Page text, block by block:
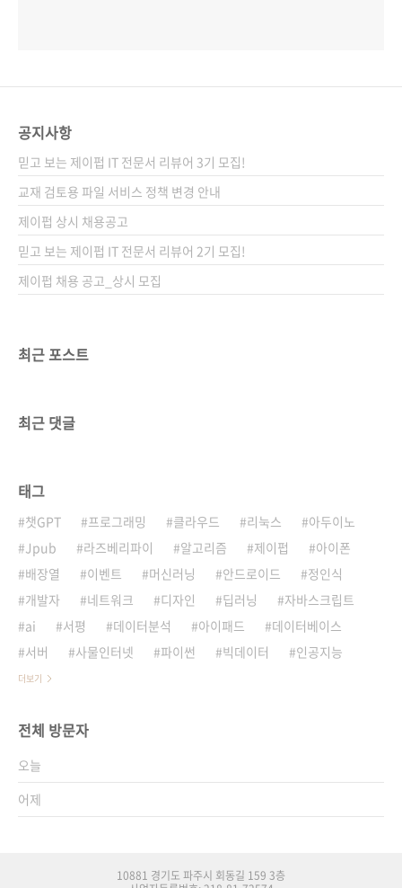
공지사항
믿고 보는 제이펍 IT 전문서 리뷰어 3기 모집!
교재 검토용 파일 서비스 정책 변경 안내
제이펍 상시 채용공고
믿고 보는 제이펍 IT 전문서 리뷰어 2기 모집!
제이펍 채용 공고_상시 모집
최근 포스트
최근 댓글
태그
챗GPT 프로그래밍 클라우드 리눅스
아두이노
Jpub
라즈베리파이 알고리즘 제이펍
아이폰
배장열
이벤트 머신러닝 안드로이드
정인식
개발자
네트워크 디자인 딥러닝
자바스크립트
ai
서평 데이터분석 아이패드
데이터베이스
서버
사물인터넷 파이썬 빅데이터 인공지능
더보기
전체 방문자
오늘
어제
10881 경기도 파주시 회동길 159 3층